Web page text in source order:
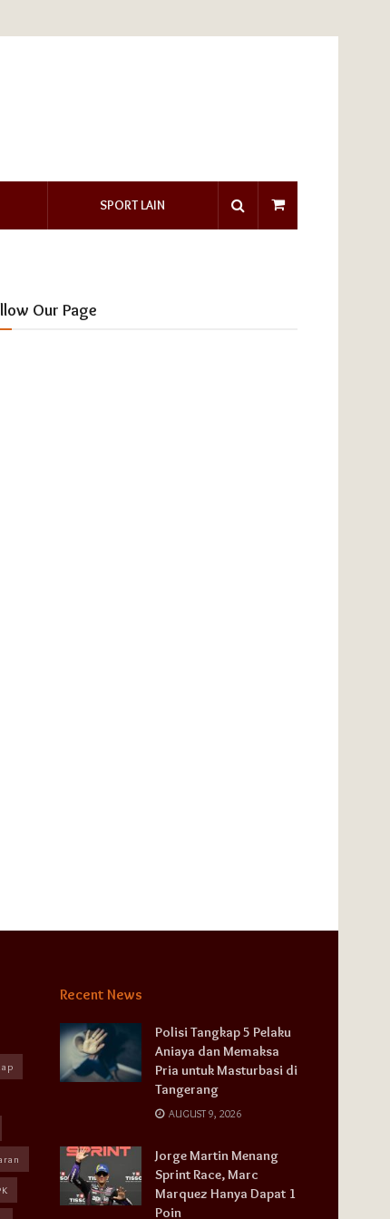
SPORT LAIN
Our Page
Recent News
Polisi Tangkap 5 Pelaku
Aniaya dan Memaksa
Pria untuk Masturbasi di
Tangerang
AUGUST 9, 2026
Jorge Martin Menang
Sprint Race, Marc
Marquez Hanya Dapat 1
Poin